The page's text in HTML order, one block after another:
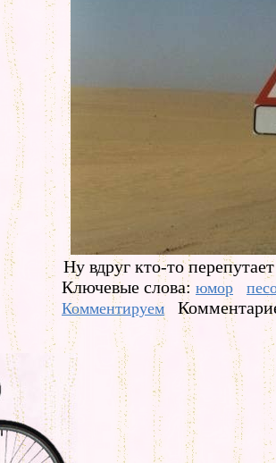
Ну вдруг кто-то
Ключевые слова: юмор
Комментируем